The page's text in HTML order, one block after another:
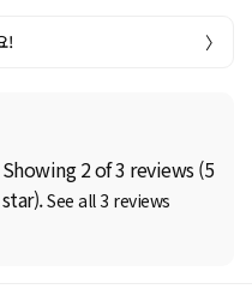
! 〉
Showing 2 of 3 reviews (5
star).See all 3 reviews